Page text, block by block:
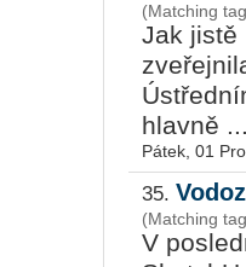
(Matching
Jak jistě
hlavně
Pátek, 01
35.
(Matching
V